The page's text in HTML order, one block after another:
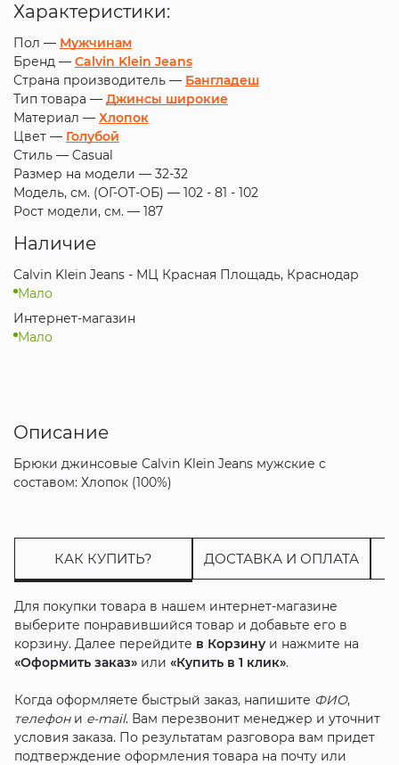
Характеристики:
Пол — Мужчинам
Бренд — Calvin Klein Jeans
Страна производитель — Бангладеш
Тип товара — Джинсы широкие
Материал — Хлопок
Цвет — Голубой
Стиль — Casual
Размер на модели — 32-32
Модель, см. (ОГ-ОТ-ОБ) — 102 - 81 - 102
Рост модели, см. — 187
Наличие
Calvin Klein Jeans - МЦ Красная Площадь, Краснодар
Мало
Интернет-магазин
Мало
Описание
Брюки джинсовые Calvin Klein Jeans мужские с
составом: Хлопок (100%)
КАК КУПИТЬ? ДОСТАВКА И ОПЛАТА
Для покупки товара в нашем интернет-магазине
выберите понравившийся товар и добавьте его в
корзину. Далее перейдите в Корзинуи нажмите на
«Оформить заказ»или «Купить в 1 клик».
Когда оформляете быстрый заказ, напишите ФИО,
телефони e-mail. Вам перезвонит менеджер и уточнит
условия заказа. По результатам разговора вам придет
подтверждение оформления товара на почту или